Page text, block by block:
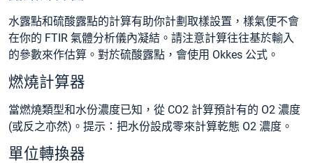
水露點和硫酸露點的計算有助你計劃取樣設置，樣氣便不會
在你的 FTIR 氣體分析儀內凝結。請注意計算往往基於輸入
的參數來作估算。對於硫酸露點，會使用 Okkes 公式。
燃燒計算器
當燃燒類型和水份濃度已知，從 CO2 計算預計有的 O2 濃度
(或反之亦然)。提示：把水份設成零來計算乾態 O2 濃度。
單位轉換器